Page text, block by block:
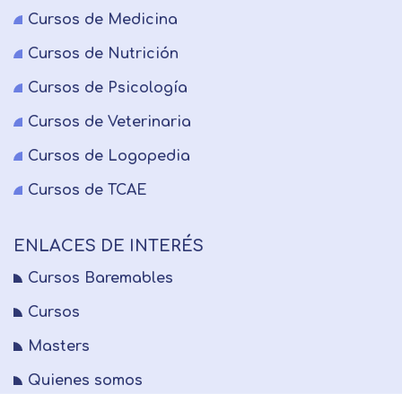
Cursos de Medicina
Cursos de Nutrición
Cursos de Psicología
Cursos de Veterinaria
Cursos de Logopedia
Cursos de TCAE
ENLACES DE INTERÉS
Cursos Baremables
Cursos
Masters
Quienes somos